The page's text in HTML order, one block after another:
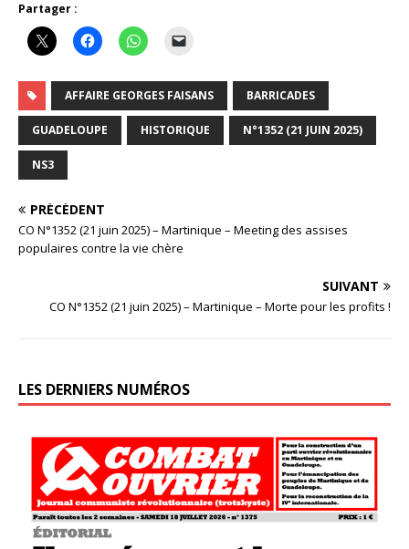
Partager :
AFFAIRE GEORGES FAISANS BARRICADES
GUADELOUPE HISTORIQUE N°1352 (21 JUIN 2025)
NS3
PRÉCÉDENT
CO N°1352 (21 juin 2025) – Martinique – Meeting des assises
populaires contre la vie chère
SUIVANT
CO N°1352 (21 juin 2025) – Martinique – Morte pour les profits !
LES DERNIERS NUMÉROS